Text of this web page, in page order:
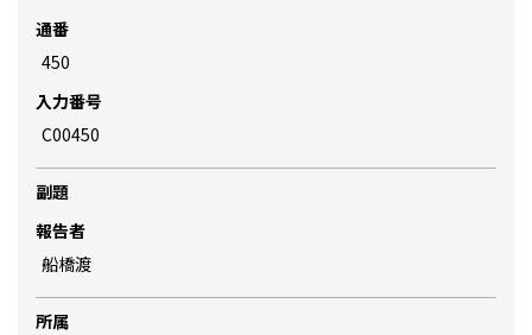
通番
450
入力番号
C00450
副題
報告者
船橋渡
所属